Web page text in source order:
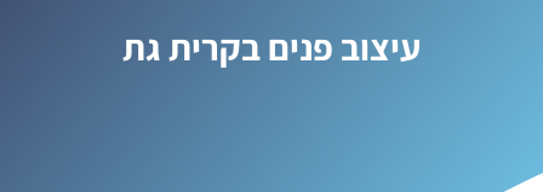
עיצוב פנים בקרית גת